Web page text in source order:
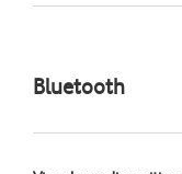
Bluetooth